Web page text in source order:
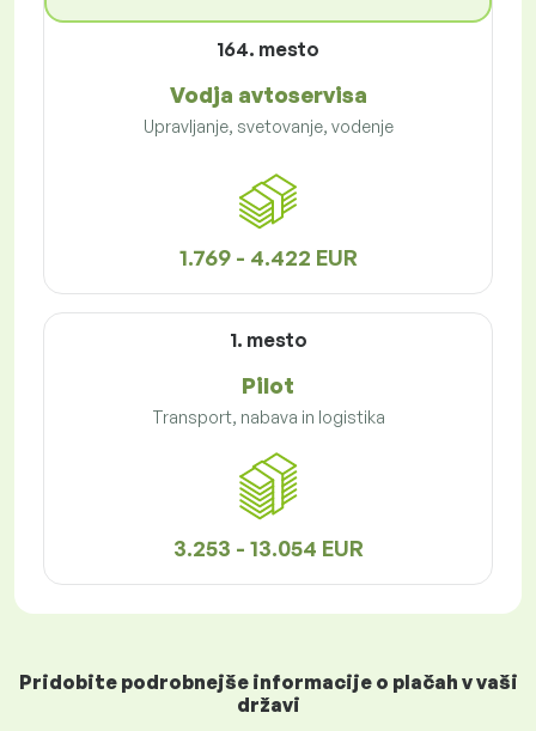
164. mesto
Vodja avtoservisa
Upravljanje, svetovanje, vodenje
1.769 - 4.422 EUR
1. mesto
Pilot
Transport, nabava in logistika
3.253 - 13.054 EUR
Pridobite podrobnejše informacije o plačah v vaši
državi